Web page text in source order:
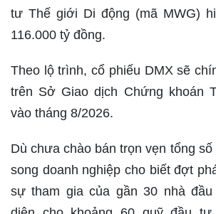
tư Thế giới Di động (mã MWG)
116.000 tỷ đồng.
Theo lộ trình, cổ phiếu DMX sẽ
trên Sở Giao dịch Chứng khoán
vào tháng 8/2026.
Dù chưa chào bán trọn vẹn tổng
song doanh nghiệp cho biết đợt
sự tham gia của gần 30 nhà